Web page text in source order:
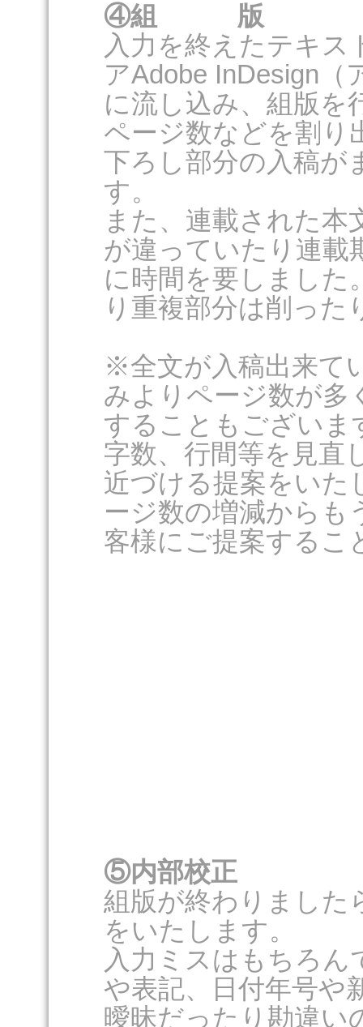
④組 版
入力を終えたテキ
アAdobe InDesign（
に流し込み、組版を
ページ数などを割り
下ろし部分の入稿が
す。
また、連載された本
が違っていたり連載
に時間を要しました
り重複部分は削った
※全文が入稿出来て
みよりページ数が多
することもございま
字数、行間等を見直
近づける提案をいた
ージ数の増減からも
客様にご提案するこ
⑤内部校正
組版が終わりました
をいたします。
入力ミスはもちろん
や表記、日付年号や
曖昧だったり勘違い